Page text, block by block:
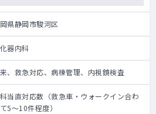
県静岡市駿河区
器内科
、救急対応、病棟管理、内視鏡検査
当直対応数（救急車・ウォークイン合わ
5～10件程度）